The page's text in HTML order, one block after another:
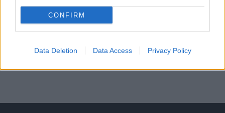
CONFIRM
Data Deletion Data Access Privacy Policy
Előfizetés